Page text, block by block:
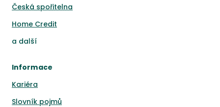
Česká spořitelna
Home Credit
a další
Informace
Kariéra
Slovník pojmů